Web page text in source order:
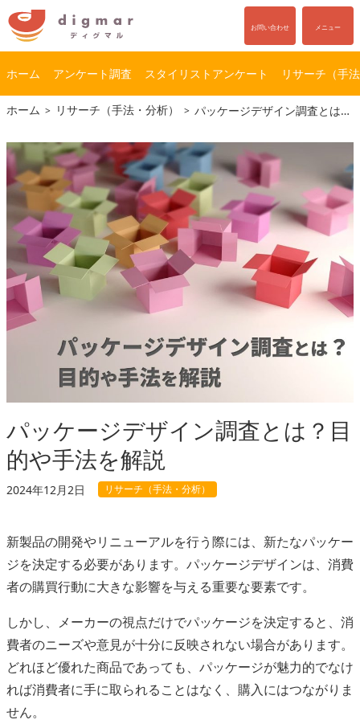
コ
ン
ン
ツ
へ
ナ
ビ
ー
シ
ョ
お問い合わせ メニュー
ホーム アンケート調査 スタイリストアンケート リサーチ（手
ホーム リサーチ（手法・分析） パッケージデザイン調査とは？目的や手法を解説
パッケージデザイン調査とは？目
的や手法を解説
2024年12月2日 リサーチ（手法・分析）
新製品の開発やリニューアルを行う際には、新たなパッケー
ジを決定する必要があります。パッケージデザインは、消費
者の購買行動に大きな影響を与える重要な要素です。
しかし、メーカーの視点だけでパッケージを決定すると、消
費者のニーズや意見が十分に反映されない場合があります。
どれほど優れた商品であっても、パッケージが魅力的でなけ
れば消費者に手に取られることはなく、購入にはつながりま
せん。